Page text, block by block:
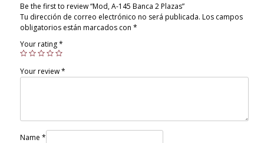
Be the first to review “Mod, A-145 Banca 2 Plazas”
Tu dirección de correo electrónico no será publicada. Los campos
obligatorios están marcados con *
Your rating*
Your review*
Name *